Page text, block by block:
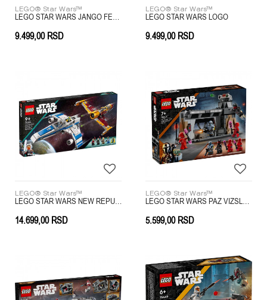
LEGO® Star Wars™
9.499,00 RSD
LEGO® Star Wars™
LEGO STAR WARS LOGO
9.499,00 RSD
LEGO® Star Wars™
14.699,00 RSD
LEGO® Star Wars™
5.599,00 RSD